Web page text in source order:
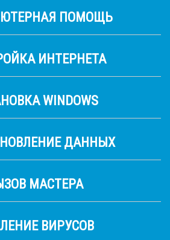
ПОМОЩЬ
ИНТЕРНЕТА
WINDOWS
ДАННЫХ
МАСТЕРА
ВИРУСОВ